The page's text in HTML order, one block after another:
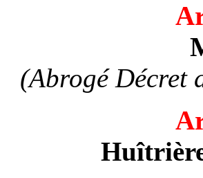
(Abrogé Décret